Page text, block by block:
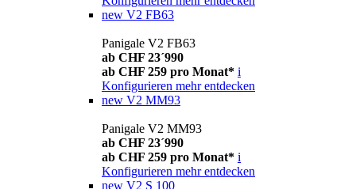
new V2 FB63
Panigale V2 FB63
ab CHF 23´990
ab CHF 259 pro Monat* i
Konfigurieren mehr entdecken
new V2 MM93
Panigale V2 MM93
ab CHF 23´990
ab CHF 259 pro Monat* i
Konfigurieren mehr entdecken
new V2 S 100